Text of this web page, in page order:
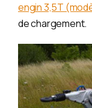
engin 3,5T
de chargement.